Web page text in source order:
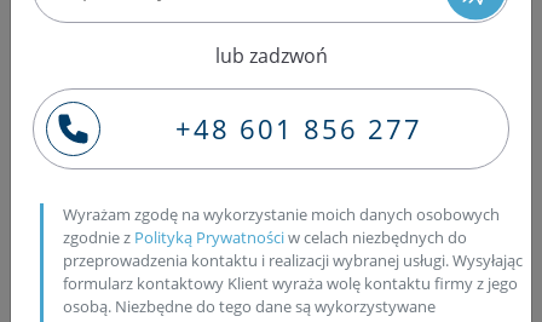
odpowiedzialne za dostarczanie paliwa do cylindrów
silnika w postaci precyzyjnych strumieni. Ich czystość
paliwa. Oto kilka powodów, dla których warto
regularnie czyścić wtryskiwacze:
mogą powodować nierównomierne rozpylenie
paliwa, co prowadzi do nieefektywnego spalania.
Czyszczenie wtryskiwaczy zapewnia równomierne
dostarczanie paliwa do cylindrów, co poprawia
lub zadzwoń
+48 601 856 277
Wyrażam zgodę na wykorzystanie moich danych osobowych
zgodnie z Polityką Prywatnościw celach niezbędnych do
przeprowadzenia kontaktu i realizacji wybranej usługi. Wysyłając
formularz kontaktowy Klient wyraża wolę kontaktu firmy z jego
osobą. Niezbędne do tego dane są wykorzystywane